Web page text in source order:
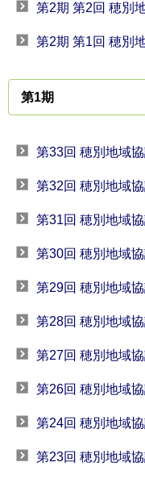
第2期 第2回 穂別
第2期 第1回 穂別
第1期
第33回 穂別地域
第32回 穂別地域
第31回 穂別地域
第30回 穂別地域
第29回 穂別地域
第28回 穂別地域
第27回 穂別地域
第26回 穂別地域
第24回 穂別地域
第23回 穂別地域